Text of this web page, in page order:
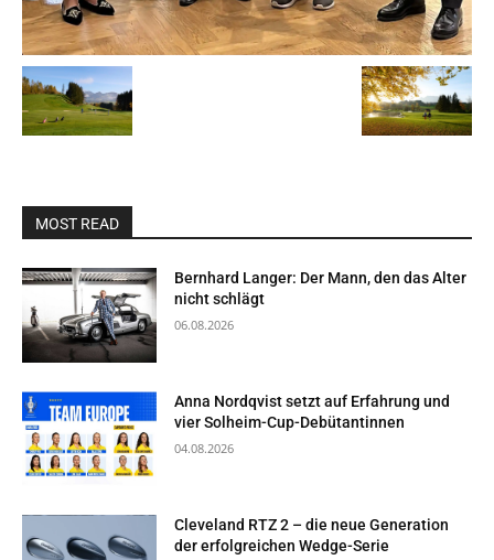
MOST READ
Bernhard Langer: Der Mann, den das Alter
nicht schlägt
06.08.2026
Anna Nordqvist setzt auf Erfahrung und
vier Solheim-Cup-Debütantinnen
04.08.2026
Cleveland RTZ 2 – die neue Generation
der erfolgreichen Wedge-Serie